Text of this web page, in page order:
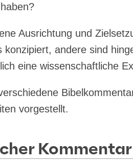
Aus­rich­tung und
kon­zi­piert, ande­re sind
eine wis­sen­schaft­li­che
vorgestellt.